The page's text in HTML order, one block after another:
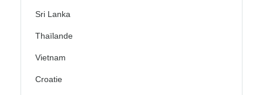
Sri Lanka
Thaïlande
Vietnam
Croatie